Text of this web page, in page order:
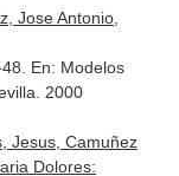
Jose Antonio,
En: Modelos
2000
Jesus, Camuñez
Dolores: